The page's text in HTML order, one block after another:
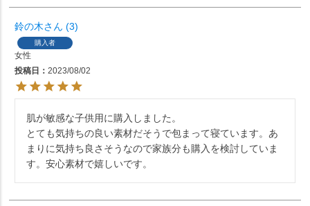
鈴の木 3
購入者
女性
投稿日
2023/08/02
肌が敏感な子供用に購入しました。
とても気持ちの良い素材だそうで包まって寝ています。あ
まりに気持ち良さそうなので家族分も購入を検討していま
す。安心素材で嬉しいです。